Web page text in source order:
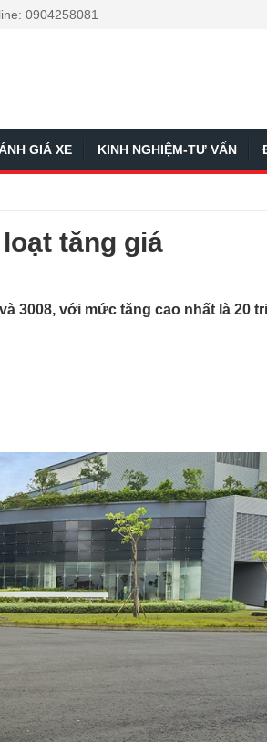
0904258081
GIÁ XE KINH NGHIỆM-TƯ VẤN
tăng giá
3008, với mức tăng cao nhất là 20